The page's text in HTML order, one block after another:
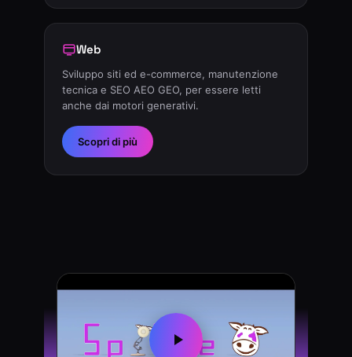
Web
Sviluppo siti ed e-commerce, manutenzione
tecnica e SEO AEO GEO, per essere letti
anche dai motori generativi.
Scopri di più
SpoTTe — L'agenzia del